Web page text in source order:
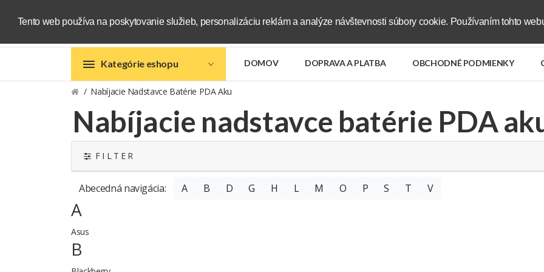
Tento web používa na poskytovanie služieb, personalizáciu reklám a analýze návštevnosti súbory cookie. Používaním tohto
Kategórie eshopu DOMOV DOPRAVA A PLATBA OBCHODNÉ PODMIENKY
Nabíjacie Nadstavce Batérie PDA Aku
Nabíjacie nadstavce batérie PDA
F I L T E R
Abecedná navigácia: A B D G H L M O P S T V
A
Asus
B